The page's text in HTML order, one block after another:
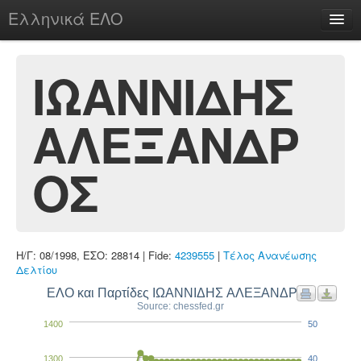
Ελληνικά ΕΛΟ
chesstu.be @ discord
Login
ΙΩΑΝΝΙΔΗΣ
ΑΛΕΞΑΝΔΡ
ΟΣ
Η/Γ: 08/1998, ΕΣΟ: 28814 | Fide: 4239555 | Τέλος Ανανέωσης
Δελτίου
ΕΛΟ και Παρτίδες ΙΩΑΝΝΙΔΗΣ ΑΛΕΞΑΝΔΡΟΣ
Source: chessfed.gr
1300
1400
40
50